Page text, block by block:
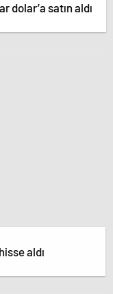
dolar’a satın aldı
aldı